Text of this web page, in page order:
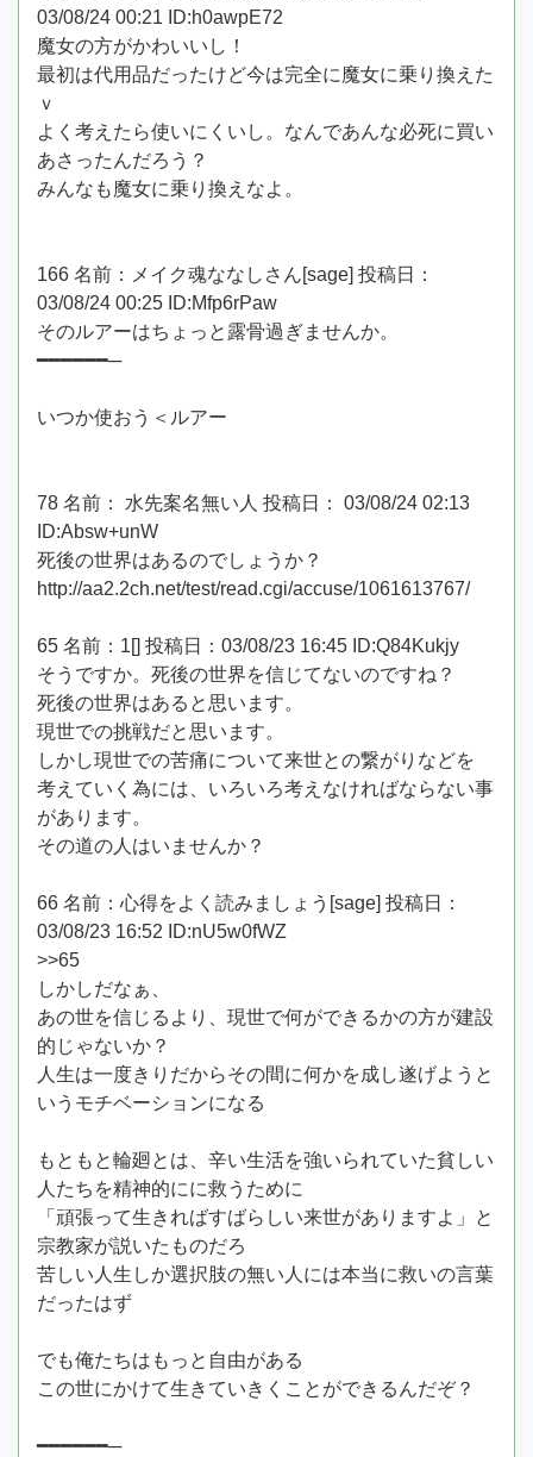
03/08/24 00:21 ID:h0awpE72
魔女の方がかわいいし！
最初は代用品だったけど今は完全に魔女に乗り換えた
ｖ
よく考えたら使いにくいし。なんであんな必死に買い
あさったんだろう？
みんなも魔女に乗り換えなよ。
166 名前：メイク魂ななしさん[sage] 投稿日：
03/08/24 00:25 ID:Mfp6rPaw
そのルアーはちょっと露骨過ぎませんか。
━━━━━━─
いつか使おう＜ルアー
78 名前： 水先案名無い人 投稿日： 03/08/24 02:13
ID:Absw+unW
死後の世界はあるのでしょうか？
http://aa2.2ch.net/test/read.cgi/accuse/1061613767/
65 名前：1[] 投稿日：03/08/23 16:45 ID:Q84Kukjy
そうですか。死後の世界を信じてないのですね？
死後の世界はあると思います。
現世での挑戦だと思います。
しかし現世での苦痛について来世との繋がりなどを
考えていく為には、いろいろ考えなければならない事
があります。
その道の人はいませんか？
66 名前：心得をよく読みましょう[sage] 投稿日：
03/08/23 16:52 ID:nU5w0fWZ
>>65
しかしだなぁ、
あの世を信じるより、現世で何ができるかの方が建設
的じゃないか？
人生は一度きりだからその間に何かを成し遂げようと
いうモチベーションになる
もともと輪廻とは、辛い生活を強いられていた貧しい
人たちを精神的にに救うために
「頑張って生きればすばらしい来世がありますよ」と
宗教家が説いたものだろ
苦しい人生しか選択肢の無い人には本当に救いの言葉
だったはず
でも俺たちはもっと自由がある
この世にかけて生きていきくことができるんだぞ？
━━━━━━─